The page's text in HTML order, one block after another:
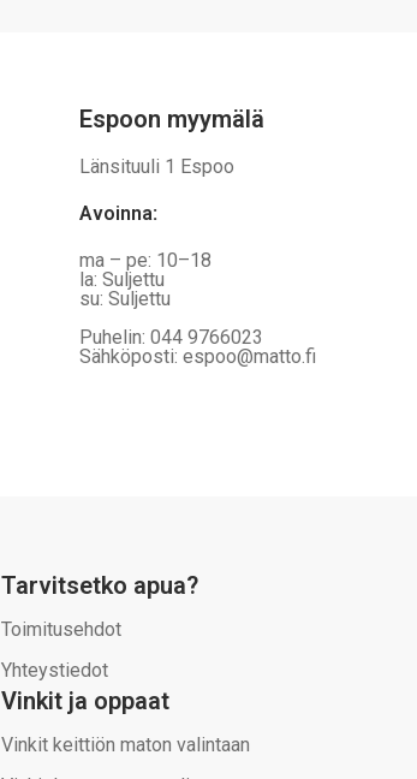
Espoon myymälä
Länsituuli 1 Espoo
Avoinna:
ma – pe: 10–18
la: Suljettu
su: Suljettu
Puhelin: 044 9766023
Sähköposti: espoo@matto.fi
Tarvitsetko apua?
Toimitusehdot
Yhteystiedot
Vinkit ja oppaat
Vinkit keittiön maton valintaan